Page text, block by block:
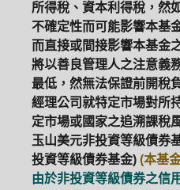
所得稅、資本利得稅，然
不確定性而可能影響本基
而直接或間接影響本基金
將以善良管理人之注意義
最低，然無法保證前開稅
經理公司就特定市場對所
定市場或國家之追溯課稅
玉山美元非投資等級債券
投資等級債券基金) (本基
由於非投資等級債券之信